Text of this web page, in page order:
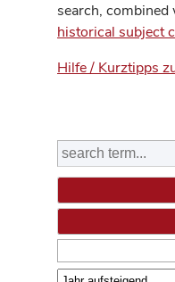
search,
historical subject
Hilfe / Kurztipps